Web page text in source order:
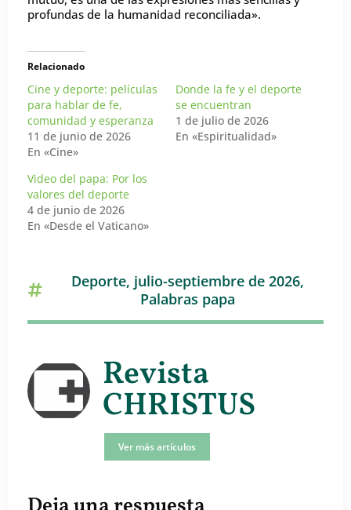
profundas de la humanidad reconciliada».
Relacionado
Cine y deporte: películas
para hablar de fe,
comunidad y esperanza
11 de junio de 2026
En «Cine»
Donde la fe y el deporte
se encuentran
1 de julio de 2026
En «Espiritualidad»
Video del papa: Por los
valores del deporte
4 de junio de 2026
En «Desde el Vaticano»
Deporte, julio-septiembre de 2026,
Palabras papa
Revista
CHRISTUS
Ver más artículos